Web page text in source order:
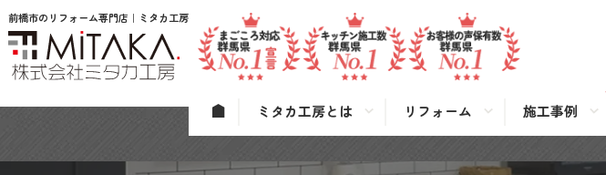
前橋市のリフォーム専門店｜ミタカ工房
ミタカ工房とは リフォーム 施工事例